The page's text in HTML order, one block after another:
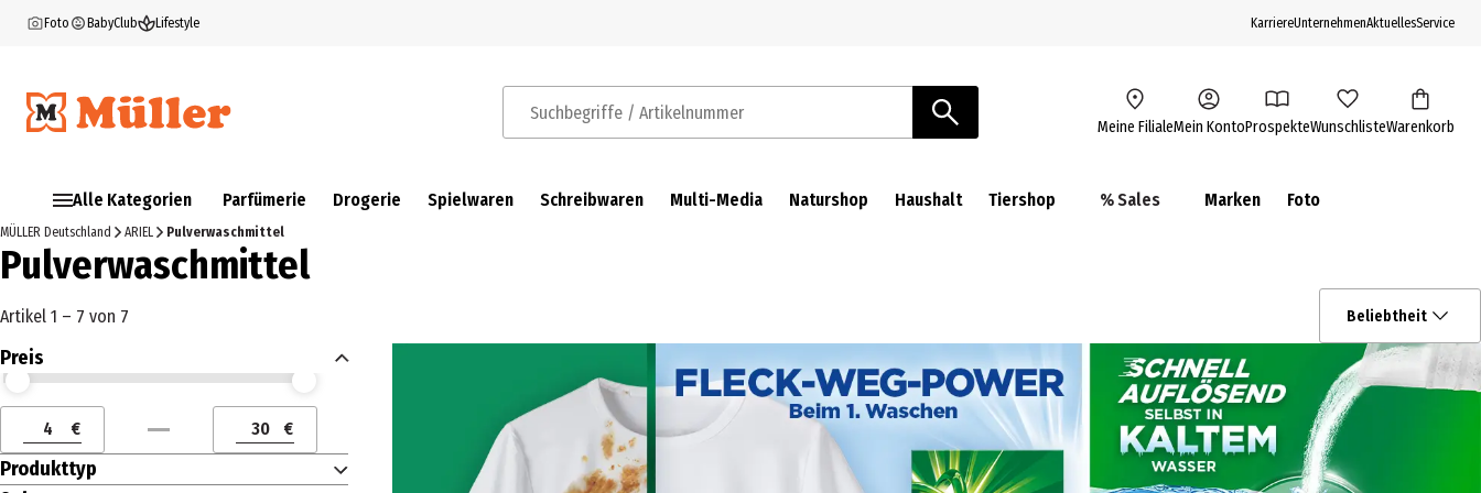
Foto BabyClub Lifestyle KarriereUnternehmenAktuellesService
Suchbegriffe / Artikelnummer Meine FilialeMein KontoProspekteWunschlisteWarenkorb
Alle Kategorien Parfümerie Drogerie Spielwaren Schreibwaren Multi-Media Naturshop Haushalt Tiershop % Sales Marken Foto
MÜLLER Deutschland ARIEL Pulverwaschmittel
Pulverwaschmittel
Artikel 1 – 7 von 7 Beliebtheit
Preis
Preis (€) ab
Preis (€) bis
Preis (€) ab
€
Preis (€) bis
€
Produkttyp